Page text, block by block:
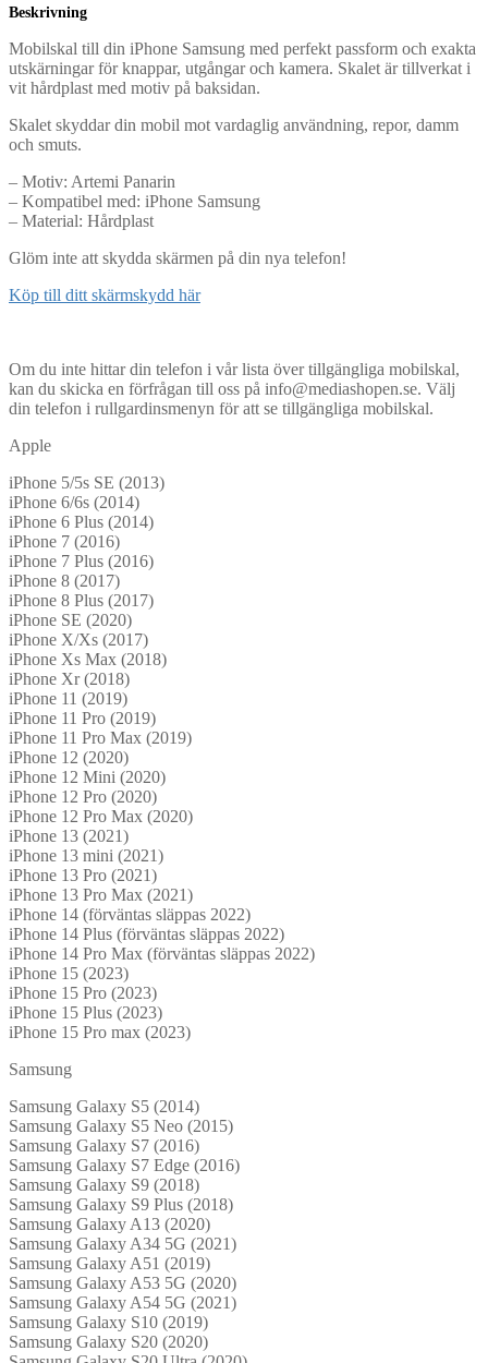
Beskrivning
Mobilskal till din iPhone Samsung med perfekt passform och exakta
utskärningar för knappar, utgångar och kamera. Skalet är tillverkat i
vit hårdplast med motiv på baksidan.
Skalet skyddar din mobil mot vardaglig användning, repor, damm
och smuts.
– Motiv: Artemi Panarin
– Kompatibel med: iPhone Samsung
– Material: Hårdplast
Glöm inte att skydda skärmen på din nya telefon!
Köp till ditt skärmskydd här
Om du inte hittar din telefon i vår lista över tillgängliga mobilskal,
kan du skicka en förfrågan till oss på info@mediashopen.se. Välj
din telefon i rullgardinsmenyn för att se tillgängliga mobilskal.
Apple
iPhone 5/5s SE (2013)
iPhone 6/6s (2014)
iPhone 6 Plus (2014)
iPhone 7 (2016)
iPhone 7 Plus (2016)
iPhone 8 (2017)
iPhone 8 Plus (2017)
iPhone SE (2020)
iPhone X/Xs (2017)
iPhone Xs Max (2018)
iPhone Xr (2018)
iPhone 11 (2019)
iPhone 11 Pro (2019)
iPhone 11 Pro Max (2019)
iPhone 12 (2020)
iPhone 12 Mini (2020)
iPhone 12 Pro (2020)
iPhone 12 Pro Max (2020)
iPhone 13 (2021)
iPhone 13 mini (2021)
iPhone 13 Pro (2021)
iPhone 13 Pro Max (2021)
iPhone 14 (förväntas släppas 2022)
iPhone 14 Plus (förväntas släppas 2022)
iPhone 14 Pro Max (förväntas släppas 2022)
iPhone 15 (2023)
iPhone 15 Pro (2023)
iPhone 15 Plus (2023)
iPhone 15 Pro max (2023)
Samsung
Samsung Galaxy S5 (2014)
Samsung Galaxy S5 Neo (2015)
Samsung Galaxy S7 (2016)
Samsung Galaxy S7 Edge (2016)
Samsung Galaxy S9 (2018)
Samsung Galaxy S9 Plus (2018)
Samsung Galaxy A13 (2020)
Samsung Galaxy A34 5G (2021)
Samsung Galaxy A51 (2019)
Samsung Galaxy A53 5G (2020)
Samsung Galaxy A54 5G (2021)
Samsung Galaxy S10 (2019)
Samsung Galaxy S20 (2020)